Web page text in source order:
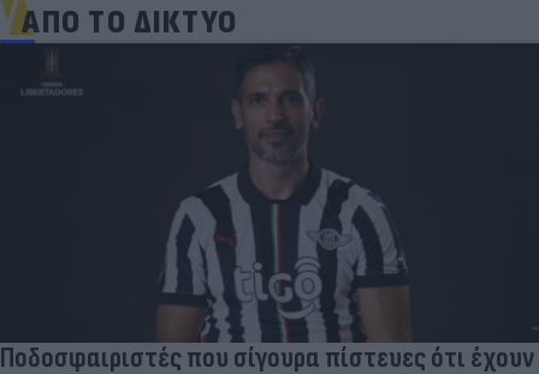
ΑΠΟ ΤΟ ΔΙΚΤΥΟ
Ποδοσφαιριστές που σίγουρα πίστευες ότι έχουν